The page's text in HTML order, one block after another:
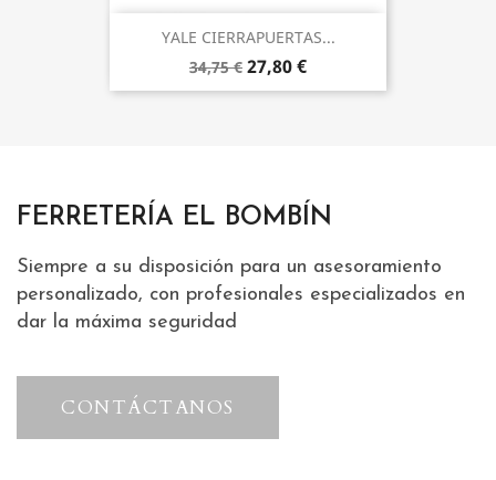
YALE CIERRAPUERTAS...
34,75 € 27,80 €
FERRETERÍA EL BOMBÍN
Siempre a su disposición para un asesoramiento
personalizado, con profesionales especializados en
dar la máxima seguridad
CONTÁCTANOS